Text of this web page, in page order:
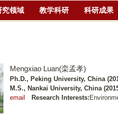
的
主
分
究领域 教学科研 科研成果
Mengxiao Luan(栾孟孝)
Ph.D., Peking University, China
M.S., Nankai University, China
email
Research Interests: